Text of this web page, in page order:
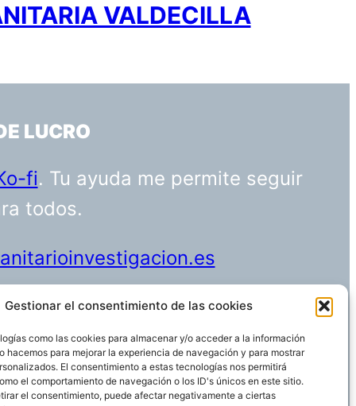
Gestionar el consentimiento de las cookies
como las cookies para almacenar y/o acceder a la información
hacemos para mejorar la experiencia de navegación y para mostrar
El consentimiento a estas tecnologías nos permitirá
el comportamiento de navegación o los ID's únicos en este sitio.
el consentimiento, puede afectar negativamente a ciertas
VALDECILLA
LUCRO
fi. Tu ayuda me permite seguir
todos.
Funciona gracias aWordPress